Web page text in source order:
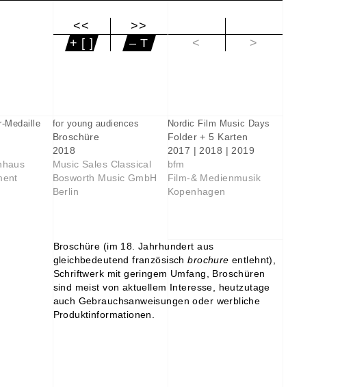
<<
>>
+ [ ]
– T
<
>
Medaille for young audiences
Broschüre
2018
Music Sales Classical
Bosworth Music GmbH
Berlin
Nordic Film Music Days
Folder + 5 Karten
2017 | 2018 | 2019
bfm
Film-& Medienmusik
Kopenhagen
Broschüre (im 18. Jahrhundert aus
gleichbedeutend französischbrochure entlehnt),
Schriftwerk mit geringem Umfang, Broschüren
sind meist von aktuellem Interesse, heutzutage
auch Gebrauchsanweisungen oder werbliche
Produktinformationen.